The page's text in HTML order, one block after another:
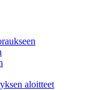
aloitteet